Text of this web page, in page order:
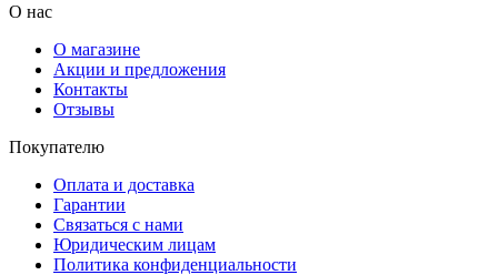
О нас
О магазине
Акции и предложения
Контакты
Отзывы
Покупателю
Оплата и доставка
Гарантии
Связаться с нами
Юридическим лицам
Политика конфиденциальности